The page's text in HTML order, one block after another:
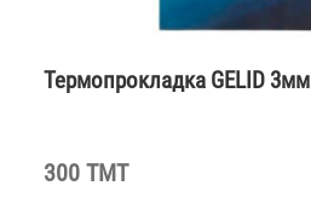
Термопрокладка GELID 3мм
300 TMT